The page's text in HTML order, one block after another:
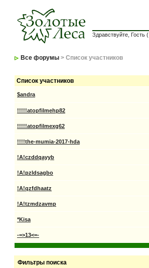
Здравствуйте, Гость (
Все форумы > Список участников
Список участников
$andra
!!!!!atopfilmehp82
!!!!!atopfilmexg62
!!!!the-mumia-2017-hda
!A!czddqayyb
!A!pzldsagbo
!A!qzfdhaatz
!A!tzmdzavmp
*Kisa
-=>13<=-
Фильтры поиска